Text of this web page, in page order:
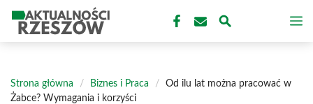
treści
Strona główna / Biznes i Praca /
Od ilu lat można pracować w
Żabce? Wymagania i korzyści